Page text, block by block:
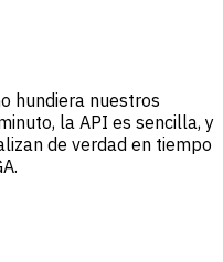
hundiera nuestros
la API es sencilla, y
de verdad en tiempo